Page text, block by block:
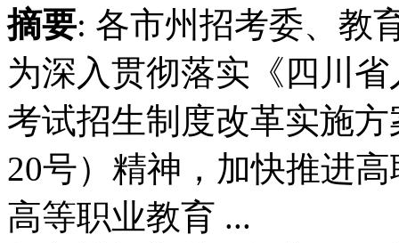
摘要: 各市州招考委、
为深入贯彻落实《四川
考试招生制度改革实施
20号）精神，加快推进
高等职业教育 ...